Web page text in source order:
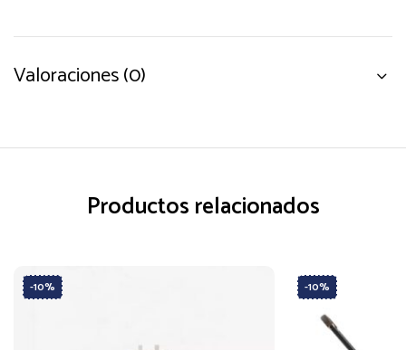
Valoraciones (0)
Productos relacionados
-10% -10%